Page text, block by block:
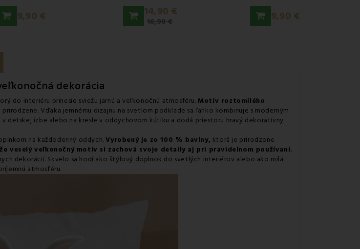
9,90 € 14,90 €
16,90 € 9,90 €
dekorácia
do interiéru prinesie sviežu jarnú a veľkonočnú atmosféru.Motív roztomilého
Vďaka jemnému dizajnu na svetlom podklade sa ľahko kombinuje s moderným
v detskej izbe alebo na kresle v oddychovom kútiku a dodá priestoru hravý dekoratívny
na každodenný oddych.Vyrobený je zo 100 % bavlny, ktorá je prirodzene
veselý veľkonočný motív si zachová svoje detaily aj pri pravidelnom používaní.
dekorácií. Skvelo sa hodí ako štýlový doplnok do svetlých interiérov alebo ako milá
atmosféru.